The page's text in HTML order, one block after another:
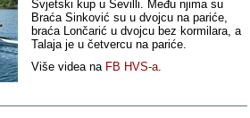
Svjetski kup u Sevilli. Među njima su
Braća Sinković su u dvojcu na pariće,
braća Lončarić u dvojcu bez kormilara, a
Talaja je u četvercu na pariće.
Više videa na FB HVS-a.